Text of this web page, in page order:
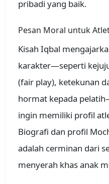
pribadi yang baik.
Pesan Moral untuk
Kisah Iqbal
karakter—seperti
(fair play), ketekunan
hormat kepada
ingin memiliki profil
Biografi dan profil
adalah cerminan dari
menyerah khas anak